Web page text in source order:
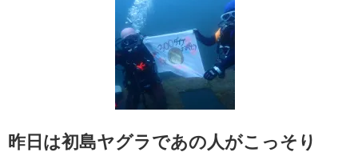
昨日は初島ヤグラであの人がこっそり